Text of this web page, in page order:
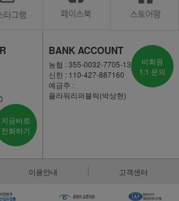
지금바로
전화하기
BANK ACCOUNT
농협 : 355-0032-7705-13
신한 : 110-427-887160
예금주 :
플라워리퍼블릭(박상현)
비회원
1:1 문의
이용안내 고객센터